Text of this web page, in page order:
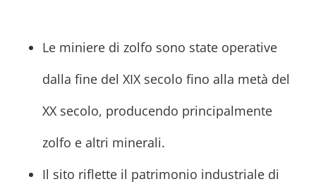
Le miniere di zolfo sono state operative
dalla fine del XIX secolo fino alla metà del
XX secolo, producendo principalmente
zolfo e altri minerali.
Il sito riflette il patrimonio industriale di